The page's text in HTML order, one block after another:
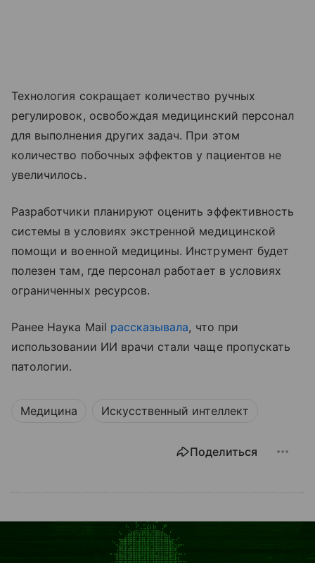
Технология сокращает количество ручных
регулировок, освобождая медицинский персонал
для выполнения других задач. При этом
количество побочных эффектов у пациентов не
увеличилось.
Разработчики планируют оценить эффективность
системы в условиях экстренной медицинской
помощи и военной медицины. Инструмент будет
полезен там, где персонал работает в условиях
ограниченных ресурсов.
Ранее Наука Mail рассказывала, что при
использовании ИИ врачи стали чаще пропускать
патологии.
Медицина Искусственный интеллект
Поделиться